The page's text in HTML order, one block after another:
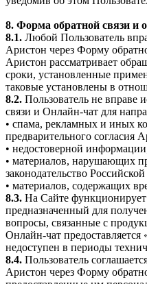
8. Форма обратной связи и
8.1. Любой Пользователь
Аристон через Форму
Аристон рассматривает
сроки, установленные
таковые установлены в
8.2. Пользователь не вправе
связи и Онлайн-чат для
• спама, рекламных и иных
предварительного согласия
• недостоверной
• материалов, нарушающих
законодательство
• материалов, содержащих
8.3. На Сайте
предназначенный для
вопросы, связанные с
Онлайн-чат предоставляется
недоступен в периоды
8.4. Пользователь
Аристон через Форму